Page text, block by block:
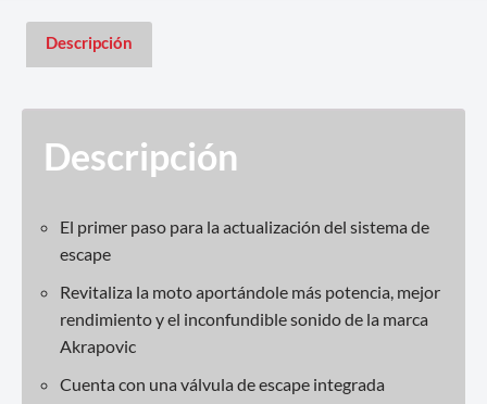
Descripción
Descripción
El primer paso para la actualización del sistema de
escape
Revitaliza la moto aportándole más potencia, mejor
rendimiento y el inconfundible sonido de la marca
Akrapovic
Cuenta con una válvula de escape integrada